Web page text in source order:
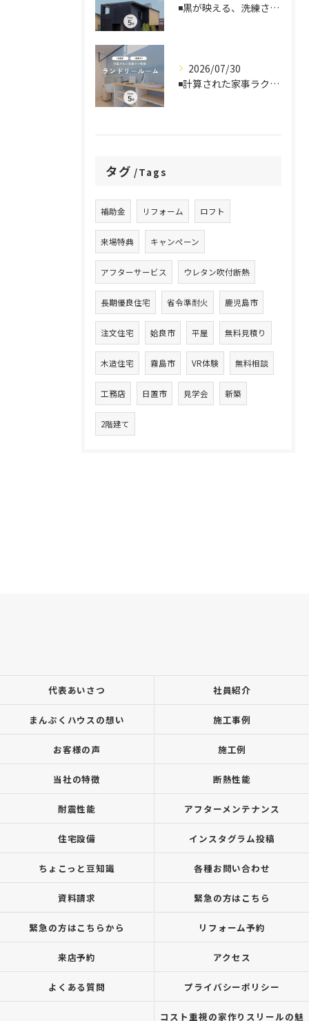
◾️黒が映える、洗練された住まい
2026/07/30
◾️計算された家事ラク動線、ランドリールーム
タグ Tags
補助金 リフォーム ロフト
来場特典 キャンペーン
アフターサービス ウレタン吹付断熱
長期優良住宅 省令準耐火 鹿児島市
注文住宅 姶良市 平屋 無料見積り
木造住宅 霧島市 VR体験 無料相談
工務店 日置市 見学会 新築
2階建て
代表あいさつ 社員紹介
まんぷくハウスの想い 施工事例
お客様の声 施工例
当社の特徴 断熱性能
耐震性能 アフターメンテナンス
住宅設備 インスタグラム投稿
ちょこっと豆知識 各種お問い合わせ
資料請求 緊急の方はこちら
緊急の方はこちらから リフォーム予約
来店予約 アクセス
よくある質問 プライバシーポリシー
コスト重視の家作りスリールの魅